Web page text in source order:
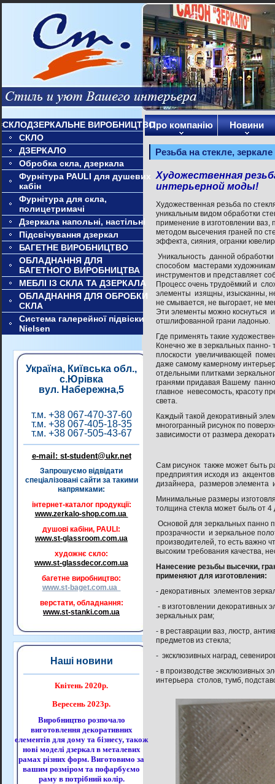
СКЛОДЗЕРКАЛЬНЕ ВИРОБНИЦТВО
СКЛО
ДЗЕРКАЛО
Обробка скла, дзеркала
Фурнітура PAULI для душевих
кабін
Фурнітура для скла,
полицетримачі
Дзеркала напольні, настільні
Підсвічування дзеркал
БАГЕТНЕ ВИРОБНИЦТВО
ОБЛАДНАННЯ ДЛЯ
БАГЕТНОГО ВИРОБНИЦТВА
МЕБЛІ ІЗ СКЛА ТА ДЗЕРКАЛА
ОБЛАДНАННЯ ДЛЯ ОБРОБКИ
СКЛА
Система галерейної підвіски
Nielsen
Україна, Київська обл.,
с.Юрівка
вул. Набережна,5
т.м. +38 067-470-37-60
т.м. +38 067-405-18-35
т.м. +38 067-505-43-67
e-mail: st-student@ukr.net
Запрошуємо відвідати
спеціалізовані сайти за такими
напрямками:
інтернет-каталог продукції:
www.zerkalo-shop.com.ua
душові кабіни, PAULI:
www.st-glassroom.com.ua
художнє скло:
www.st-glassdecor.com.ua
багетне виробництво:
www.st-baget.com.ua
верстати, обладнання:
www.st-stanki.com.ua
Наші новини
Квітень 2020р.
Вересень 2023р.
Виробництво розпочало
виготовлення декоративних
елементів для дому та бізнесу, також
нові моделі дзеркал в металевих
рамах різних форм. Виготовимо за
вашим розміром та пофарбуємо
раму в потрібний колір.
Про компанію Новини
Резьба на стекле, зеркале
Художественная
интерьерной моды!
Художественная резьба по
уникальным видом обработки
применение в изготовлении
методом высечения граней по
эффекта, сияния, огранки
Уникальность данной
способом мастерами
инструментов и представляет
Процесс очень трудоёмкий и
элементы изящны, изысканны,
не смывается, не выгорает, не
Эти элементы можно коснуться
отшлифованной грани ладонью.
Где применять такие
Конечно же в зеркальных
плоскости увеличивающей
даже самому камерному
отдельными плитками
гранями придавая Вашему панно
главное невесомость, красоту
света.
Каждый такой декоративный
многогранный рисунок по
зависимости от размера
Сам рисунок также может быть
предприятия исходя из
дизайнера, размеров элемента
Минимальные размеры
толщина стекла может быль от
Основой для зеркальных панно
прозрачности и зеркальное
производителей, то есть важно
высоким требования качества,
Нанесение резьбы высечки,
применяют для изготовления:
- декоративных элементов
- в изготовлении декоративных
зеркальных рам;
- в реставрации ваз, люстр,
предметов из стекла;
- эксклюзивных наград,
- в производстве эксклюзивных
интерьера столов, тумб,